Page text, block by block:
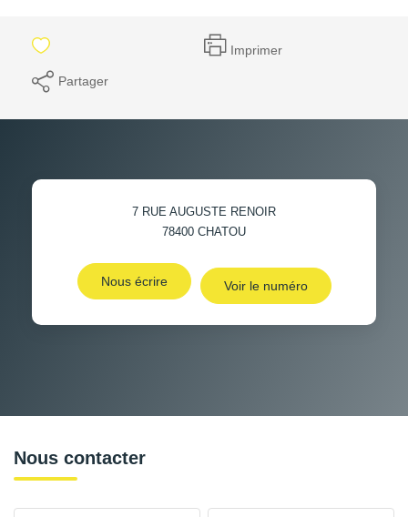
Imprimer
Partager
7 RUE AUGUSTE RENOIR
78400 CHATOU
Nous écrire Voir le numéro
Nous contacter